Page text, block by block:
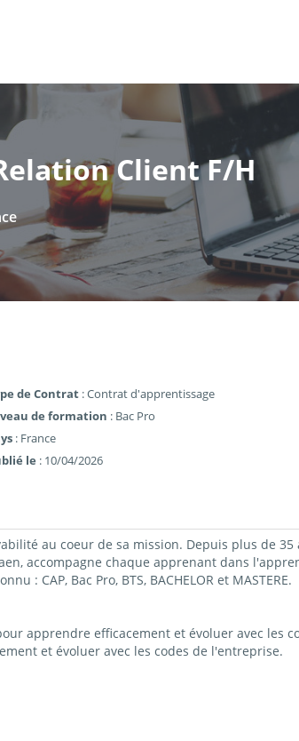
Client F/H
de Contrat : Contrat d'apprentissage
de formation : Bac Pro
: France
le : 10/04/2026
au coeur de sa mission. Depuis plus de 35
accompagne chaque apprenant dans
CAP, Bac Pro, BTS, BACHELOR et MASTERE.
apprendre efficacement et évoluer avec les
et évoluer avec les codes de l'entreprise.